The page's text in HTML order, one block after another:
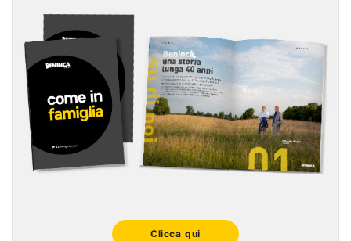
Clicca qui